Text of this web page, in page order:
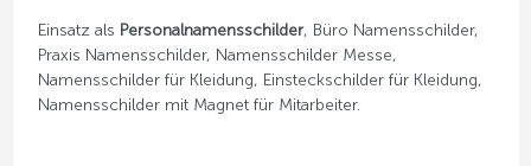
Einsatz als Personalnamensschilder, Büro Namensschilder,
Praxis Namensschilder, Namensschilder Messe,
Namensschilder für Kleidung, Einsteckschilder für Kleidung,
Namensschilder mit Magnet für Mitarbeiter.